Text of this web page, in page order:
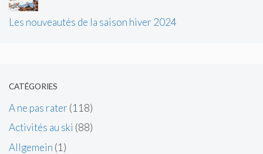
Les nouveautés de la saison hiver 2024
CATÉGORIES
A ne pas rater (118)
Activités au ski (88)
Allgemein (1)